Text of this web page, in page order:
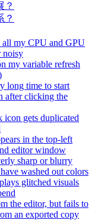
？
？
all my CPU and GPU
noisy
my variable refresh
long time to start
after clicking the
icon gets duplicated
in the top-left
editor window
sharp or blurry
washed out colors
glitched visuals
the editor, but fails to
an exported copy